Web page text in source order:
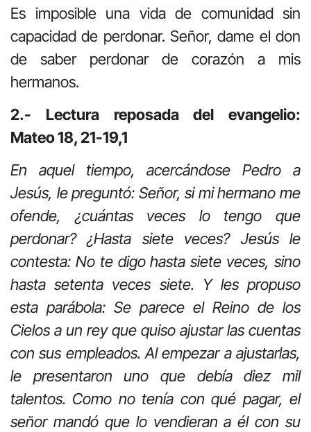
Es imposible una vida de comunidad sin
capacidad de perdonar. Señor, dame el don
de saber perdonar de corazón a mis
hermanos.
2.- Lectura reposada del evangelio:
Mateo 18, 21-19,1
En aquel tiempo, acercándose Pedro a
Jesús, le preguntó: Señor, si mi hermano me
ofende, ¿cuántas veces lo tengo que
perdonar? ¿Hasta siete veces? Jesús le
contesta: No te digo hasta siete veces, sino
hasta setenta veces siete. Y les propuso
esta parábola: Se parece el Reino de los
Cielos a un rey que quiso ajustar las cuentas
con sus empleados. Al empezar a ajustarlas,
le presentaron uno que debía diez mil
talentos. Como no tenía con qué pagar, el
señor mandó que lo vendieran a él con su